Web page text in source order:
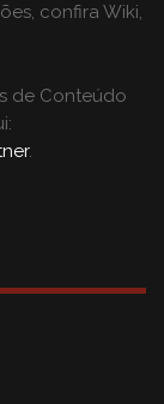
confira Wiki,
de Conteúdo
.